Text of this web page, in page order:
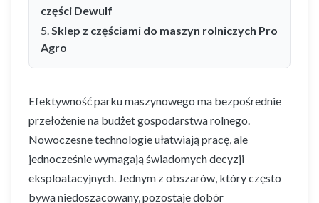
części Dewulf
Sklep z częściami do maszyn rolniczych Pro
Agro
Efektywność parku maszynowego ma bezpośrednie
przełożenie na budżet gospodarstwa rolnego.
Nowoczesne technologie ułatwiają pracę, ale
jednocześnie wymagają świadomych decyzji
eksploatacyjnych. Jednym z obszarów, który często
bywa niedoszacowany, pozostaje dobór